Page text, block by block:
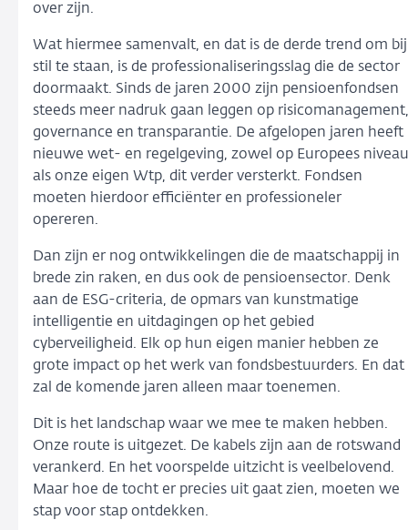
over zijn.
Wat hiermee samenvalt, en dat is de derde trend om bij
stil te staan, is de professionaliseringsslag die de sector
doormaakt. Sinds de jaren 2000 zijn pensioenfondsen
steeds meer nadruk gaan leggen op risicomanagement,
governance en transparantie. De afgelopen jaren heeft
nieuwe wet- en regelgeving, zowel op Europees niveau
als onze eigen Wtp, dit verder versterkt. Fondsen
moeten hierdoor efficiënter en professioneler
opereren.
Dan zijn er nog ontwikkelingen die de maatschappij in
brede zin raken, en dus ook de pensioensector. Denk
aan de ESG-criteria, de opmars van kunstmatige
intelligentie en uitdagingen op het gebied
cyberveiligheid. Elk op hun eigen manier hebben ze
grote impact op het werk van fondsbestuurders. En dat
zal de komende jaren alleen maar toenemen.
Dit is het landschap waar we mee te maken hebben.
Onze route is uitgezet. De kabels zijn aan de rotswand
verankerd. En het voorspelde uitzicht is veelbelovend.
Maar hoe de tocht er precies uit gaat zien, moeten we
stap voor stap ontdekken.